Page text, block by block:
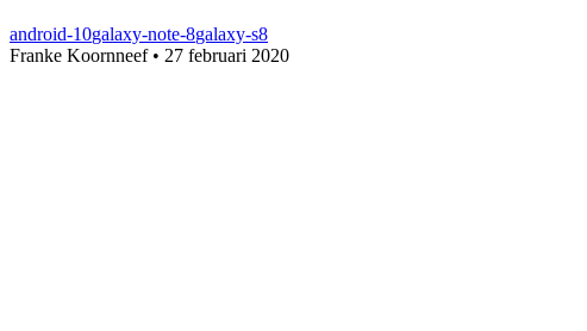
android-10galaxy-note-8galaxy-s8
Franke Koornneef• 27 februari 2020